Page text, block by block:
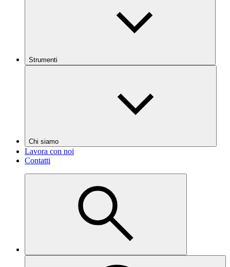
Strumenti
Chi siamo
Lavora con noi
Contatti